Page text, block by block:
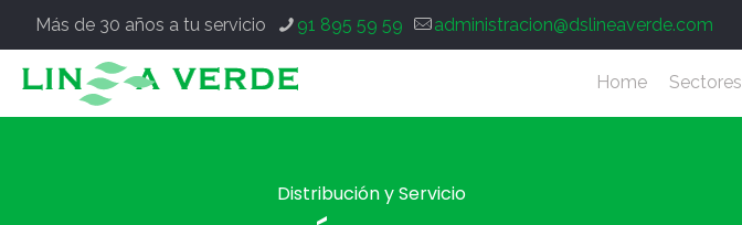
Más de 30 años a tu servicio 91 895 59 59 administracion@dslineaverde.com
Home Sectores
Distribución y Servicio